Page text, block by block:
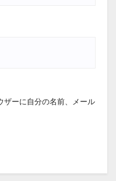
ザーに自分の名前、メール